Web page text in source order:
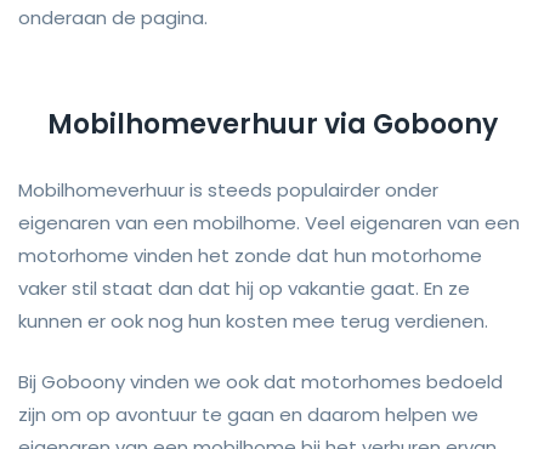
onderaan de pagina.
Mobilhomeverhuur via Goboony
Mobilhomeverhuur is steeds populairder onder
eigenaren van een mobilhome. Veel eigenaren van een
motorhome vinden het zonde dat hun motorhome
vaker stil staat dan dat hij op vakantie gaat. En ze
kunnen er ook nog hun kosten mee terug verdienen.
Bij Goboony vinden we ook dat motorhomes bedoeld
zijn om op avontuur te gaan en daarom helpen we